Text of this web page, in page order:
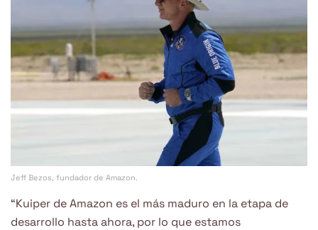
Jeff Bezos, fundador de Amazon.
“Kuiper de Amazon es el más maduro en la etapa de
desarrollo hasta ahora, por lo que estamos